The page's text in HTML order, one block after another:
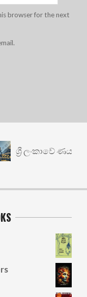
browser for the next
ශ්‍රී ලංකාවේ ණය